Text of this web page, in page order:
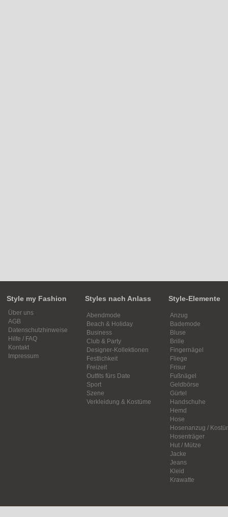
Style my Fashion
Über uns
AGB
Datenschutzhinweise
Hilfe / FAQ
Kontakt
Impressum
Styles nach Anlass
Abendmode
Beach & Holiday
Business
Club & Party
Designer-Kollektionen
Festlichkeit
Freizeit
Outfits fürs Date
Sport
Szene
Verkleidung & Kostüme
Style-Elemente
Anzug
Bademode
Bluse
Brille
Fingernägel
Fliege
Frisur
Fußnägel
Geldbörse
Gürtel
Handschuhe
Hemd
Hose
Hosenanzug /
Hosenträger
Hut / Mütze
Jacke
Jeans
Kleid
Krawatte